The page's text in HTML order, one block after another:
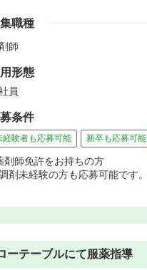
職種
師
形態
員
条件
経験者も応募可能 新卒も応募可能
剤師免許をお持ちの方
剤未経験の方も応募可能です。
ーテーブルにて服薬指導